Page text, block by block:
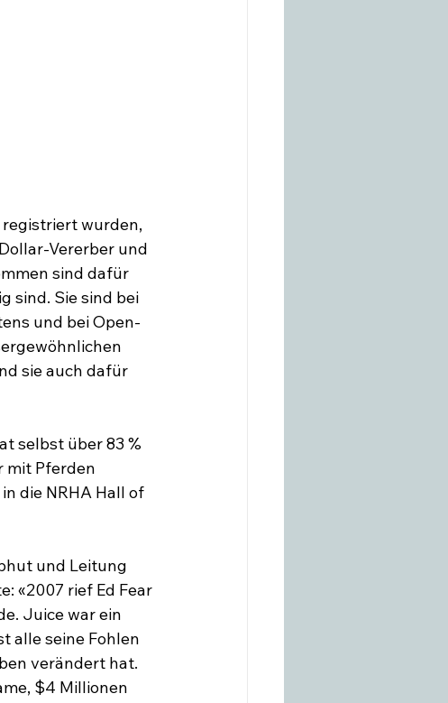
registriert wurden,
Vererber und
sind dafür
sind. Sie sind bei
und bei Open-
sie auch dafür
selbst über 83 %
mit Pferden
die NRHA Hall of
und Leitung
«2007 rief Ed Fear
Juice war ein
alle seine Fohlen
verändert hat.
$4 Millionen